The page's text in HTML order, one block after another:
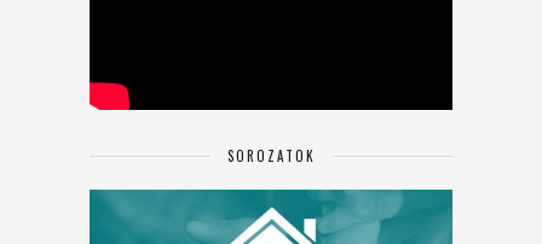
SOROZATOK